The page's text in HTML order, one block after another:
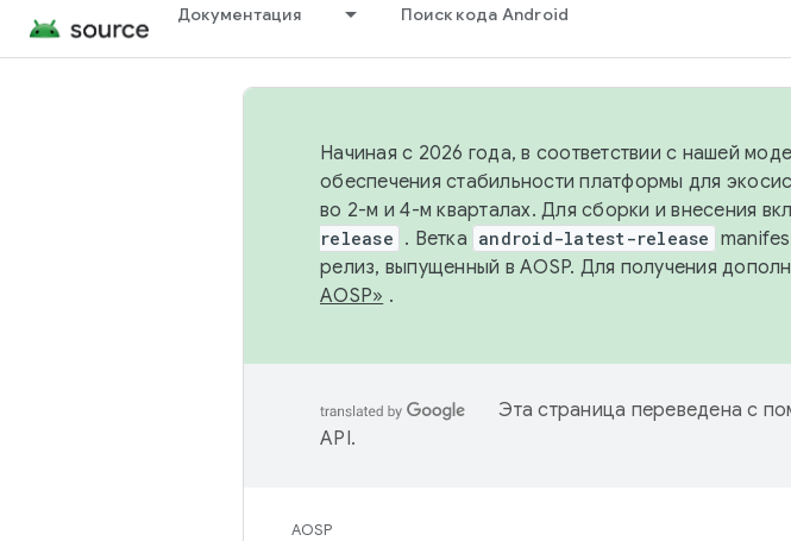
Документация Поиск кода Android
Начиная с 2026 года, в соответствии с нашей
обеспечения стабильности платформы для
во 2-м и 4-м кварталах. Для сборки и внесения
release . Ветка android-latest-release
релиз, выпущенный в AOSP. Для получения
AOSP» .
Эта страница переведена с
API.
AOSP